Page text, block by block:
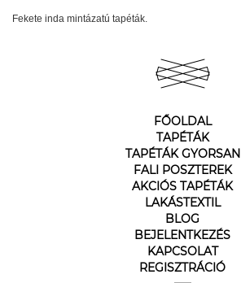
Fekete inda mintázatú tapéták.
FŐOLDAL
TAPÉTÁK
TAPÉTÁK GYORSAN
FALI POSZTEREK
AKCIÓS TAPÉTÁK
LAKÁSTEXTIL
BLOG
BEJELENTKEZÉS
KAPCSOLAT
REGISZTRÁCIÓ